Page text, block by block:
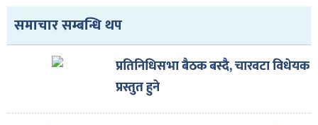
समाचार सम्बन्धि थप
प्रतिनिधिसभा बैठक बस्दै, चारवटा विधेयक
प्रस्तुत हुने